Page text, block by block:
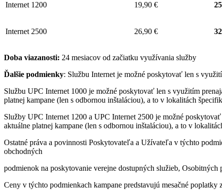
Internet 1200 19,90 €
Internet 2500 26,90 €
Doba viazanosti: 24 mesiacov od začiatku využívania služby
Ďalšie podmienky: Službu Internet je možné poskytovať len s
Službu UPC Internet 1000 je možné poskytovať len s využitím
platnej kampane (len s odbornou inštaláciou), a to v lokalitách
Služby UPC Internet 1200 a UPC Internet 2500 je možné
aktuálne platnej kampane (len s odbornou inštaláciou), a to v
Ostatné práva a povinnosti Poskytovateľa a Užívateľa v týchto
obchodných
podmienok na poskytovanie verejne dostupných služieb,
Ceny v týchto podmienkach kampane predstavujú mesačné